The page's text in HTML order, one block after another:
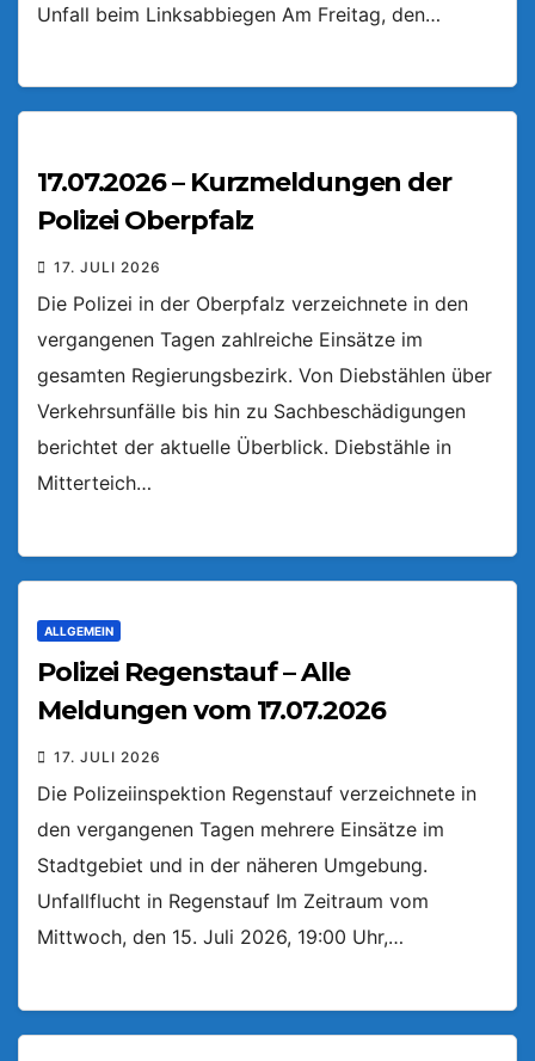
Unfall beim Linksabbiegen Am Freitag, den…
17.07.2026 – Kurzmeldungen der
Polizei Oberpfalz
17. JULI 2026
Die Polizei in der Oberpfalz verzeichnete in den
vergangenen Tagen zahlreiche Einsätze im
gesamten Regierungsbezirk. Von Diebstählen über
Verkehrsunfälle bis hin zu Sachbeschädigungen
berichtet der aktuelle Überblick. Diebstähle in
Mitterteich…
ALLGEMEIN
Polizei Regenstauf – Alle
Meldungen vom 17.07.2026
17. JULI 2026
Die Polizeiinspektion Regenstauf verzeichnete in
den vergangenen Tagen mehrere Einsätze im
Stadtgebiet und in der näheren Umgebung.
Unfallflucht in Regenstauf Im Zeitraum vom
Mittwoch, den 15. Juli 2026, 19:00 Uhr,…